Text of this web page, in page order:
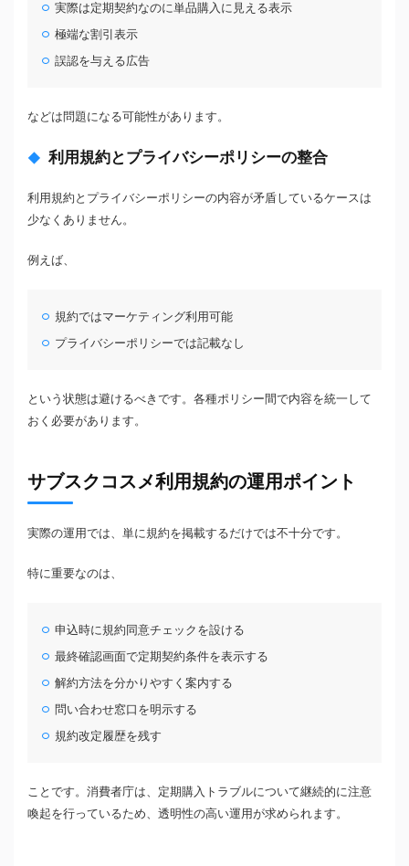
実際は定期契約なのに単品購入に見える表示
極端な割引表示
誤認を与える広告
などは問題になる可能性があります。
利用規約とプライバシーポリシーの整合
利用規約とプライバシーポリシーの内容が矛盾しているケースは
少なくありません。
例えば、
規約ではマーケティング利用可能
プライバシーポリシーでは記載なし
という状態は避けるべきです。各種ポリシー間で内容を統一して
おく必要があります。
サブスクコスメ利用規約の運用ポイント
実際の運用では、単に規約を掲載するだけでは不十分です。
特に重要なのは、
申込時に規約同意チェックを設ける
最終確認画面で定期契約条件を表示する
解約方法を分かりやすく案内する
問い合わせ窓口を明示する
規約改定履歴を残す
ことです。消費者庁は、定期購入トラブルについて継続的に注意
喚起を行っているため、透明性の高い運用が求められます。